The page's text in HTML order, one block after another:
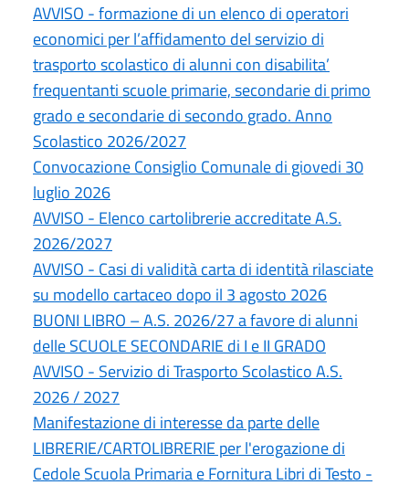
AVVISO - formazione di un elenco di operatori
economici per l’affidamento del servizio di
trasporto scolastico di alunni con disabilita’
frequentanti scuole primarie, secondarie di primo
grado e secondarie di secondo grado. Anno
Scolastico 2026/2027
Convocazione Consiglio Comunale di giovedi 30
luglio 2026
AVVISO - Elenco cartolibrerie accreditate A.S.
2026/2027
AVVISO - Casi di validità carta di identità rilasciate
su modello cartaceo dopo il 3 agosto 2026
BUONI LIBRO – A.S. 2026/27 a favore di alunni
delle SCUOLE SECONDARIE di I e II GRADO
AVVISO - Servizio di Trasporto Scolastico A.S.
2026 / 2027
Manifestazione di interesse da parte delle
LIBRERIE/CARTOLIBRERIE per l'erogazione di
Cedole Scuola Primaria e Fornitura Libri di Testo -